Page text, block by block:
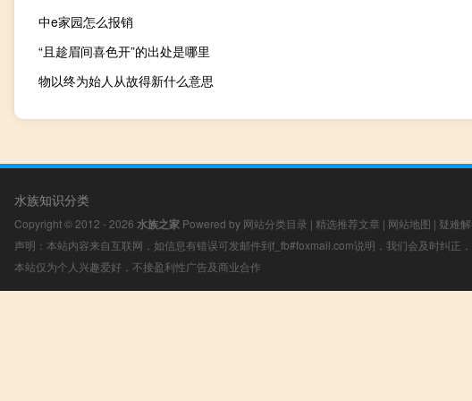
中e家园怎么报销
“且趁眉间喜色开”的出处是哪里
物以终为始人从故得新什么意思
水族知识分类
Copyright © 2012 - 2026 水族之家 Powered by 网站分类目录 | 精选推荐文章 | 网站地图 | 疑难
声明：本站内容来自互联网，如信息有错误可发邮件到f_fb#foxmail.com说明，我们会及时纠正
本站仅为个人兴趣爱好，不接盈利性广告及商业合作